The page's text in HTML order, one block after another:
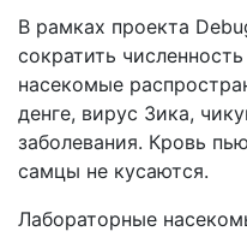
В рамках проекта
сократить
насекомые
денге, вирус Зика,
заболевания. Кровь
самцы не кусаются.
Лабораторные